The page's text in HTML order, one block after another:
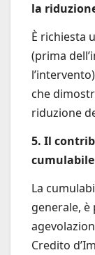
la
È richiesta
(prima
che
riduzione
5. Il
La
generale,
Credito